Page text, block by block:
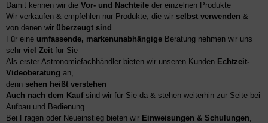
Damit kennen wir die Vor- und Nachteile der einzelnen Produkte
Wir verkaufen & empfehlen nur Produkte, die wir selbst verwenden &
von denen wir überzeugt sind
Für eine umfassende, markenunabhängige Beratung nehmen wir uns
sehr viel Zeit für Sie
Als erster Astronomiefachhändler bieten wir unseren Kunden Echtzeit-
Videoberatung an,
denn sehen heißt verstehen
Auch nach dem Kaufsind wir für Sie da & stehen weiterhin zur Seite bei
Aufbau und Bedienung
Bei Fragen oder Neueinstieg bieten wir Einweisungen & Schulungen,